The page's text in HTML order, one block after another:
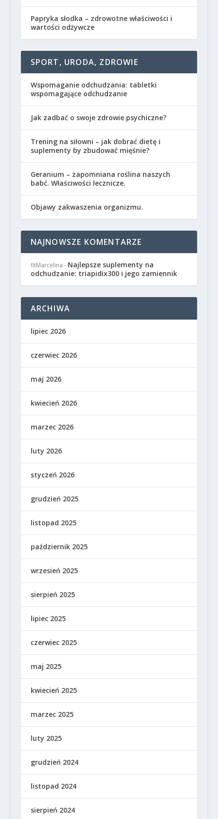
Papryka słodka – zdrowotne właściwości i
wartości odżywcze
SPORT, URODA, ZDROWIE
Wspomaganie odchudzania: tabletki
wspomagające odchudzanie
Jak zadbać o swoje zdrowie psychiczne?
Trening na siłowni – jak dobrać dietę i
suplementy by zbudować mięśnie?
Geranium – zapomniana roślina naszych
babć. Właściwości lecznicze.
Objawy zakwaszenia organizmu.
NAJNOWSZE KOMENTARZE
fitMarcelina - Najlepsze suplementy na
odchudzanie: triapidix300 i jego zamiennik
ARCHIWA
lipiec 2026
czerwiec 2026
maj 2026
kwiecień 2026
marzec 2026
luty 2026
styczeń 2026
grudzień 2025
listopad 2025
październik 2025
wrzesień 2025
sierpień 2025
lipiec 2025
czerwiec 2025
maj 2025
kwiecień 2025
marzec 2025
luty 2025
grudzień 2024
listopad 2024
sierpień 2024